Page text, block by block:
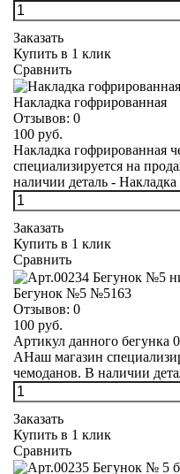
Заказать
Купить в 1 клик
Сравнить
Накладка гофрированная
Отзывов: 0
100 руб.
Накладка гофрированная
специализируется на
наличии деталь -
Заказать
Купить в 1 клик
Сравнить
Бегунок №5 №5163
Отзывов: 0
100 руб.
Артикул данного
АНаш магазин
чемоданов. В наличии
Заказать
Купить в 1 клик
Сравнить